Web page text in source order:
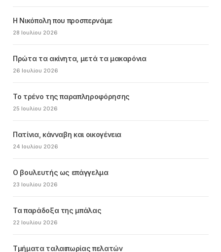
Η Νικόπολη που προσπερνάμε
28 Ιουλίου 2026
Πρώτα τα ακίνητα, μετά τα μακαρόνια
26 Ιουλίου 2026
Το τρένο της παραπληροφόρησης
25 Ιουλίου 2026
Πατίνια, κάνναβη και οικογένεια
24 Ιουλίου 2026
Ο βουλευτής ως επάγγελμα
23 Ιουλίου 2026
Τα παράδοξα της μπάλας
22 Ιουλίου 2026
Τμήματα ταλαιπωρίας πελατών